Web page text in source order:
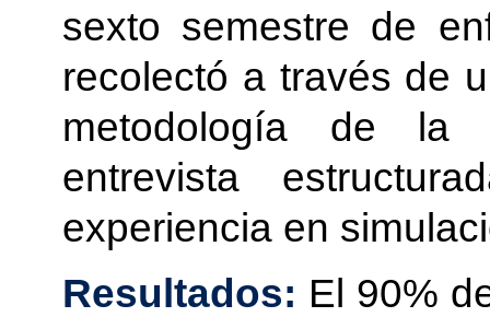
sexto semestre de
recolectó a través de
metodología de la
entrevista
experiencia en
Resultados: El 90%